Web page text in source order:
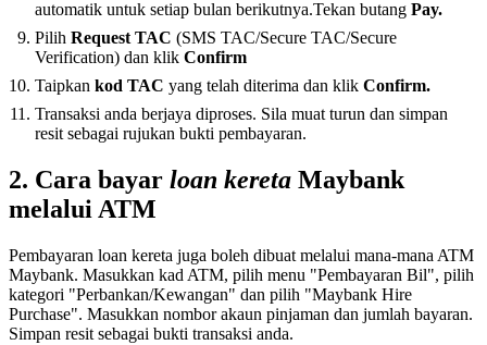
automatik untuk setiap bulan berikutnya.Tekan butang Pay.
Pilih Request TAC (SMS TAC/Secure TAC/Secure
Verification) dan klik Confirm
Taipkan kod TAC yang telah diterima dan klik Confirm.
Transaksi anda berjaya diproses. Sila muat turun dan simpan
resit sebagai rujukan bukti pembayaran.
2. Cara bayar loan kereta Maybank
melalui ATM
Pembayaran loan kereta juga boleh dibuat melalui mana-mana ATM
Maybank. Masukkan kad ATM, pilih menu "Pembayaran Bil", pilih
kategori "Perbankan/Kewangan" dan pilih "Maybank Hire
Purchase". Masukkan nombor akaun pinjaman dan jumlah bayaran.
Simpan resit sebagai bukti transaksi anda.